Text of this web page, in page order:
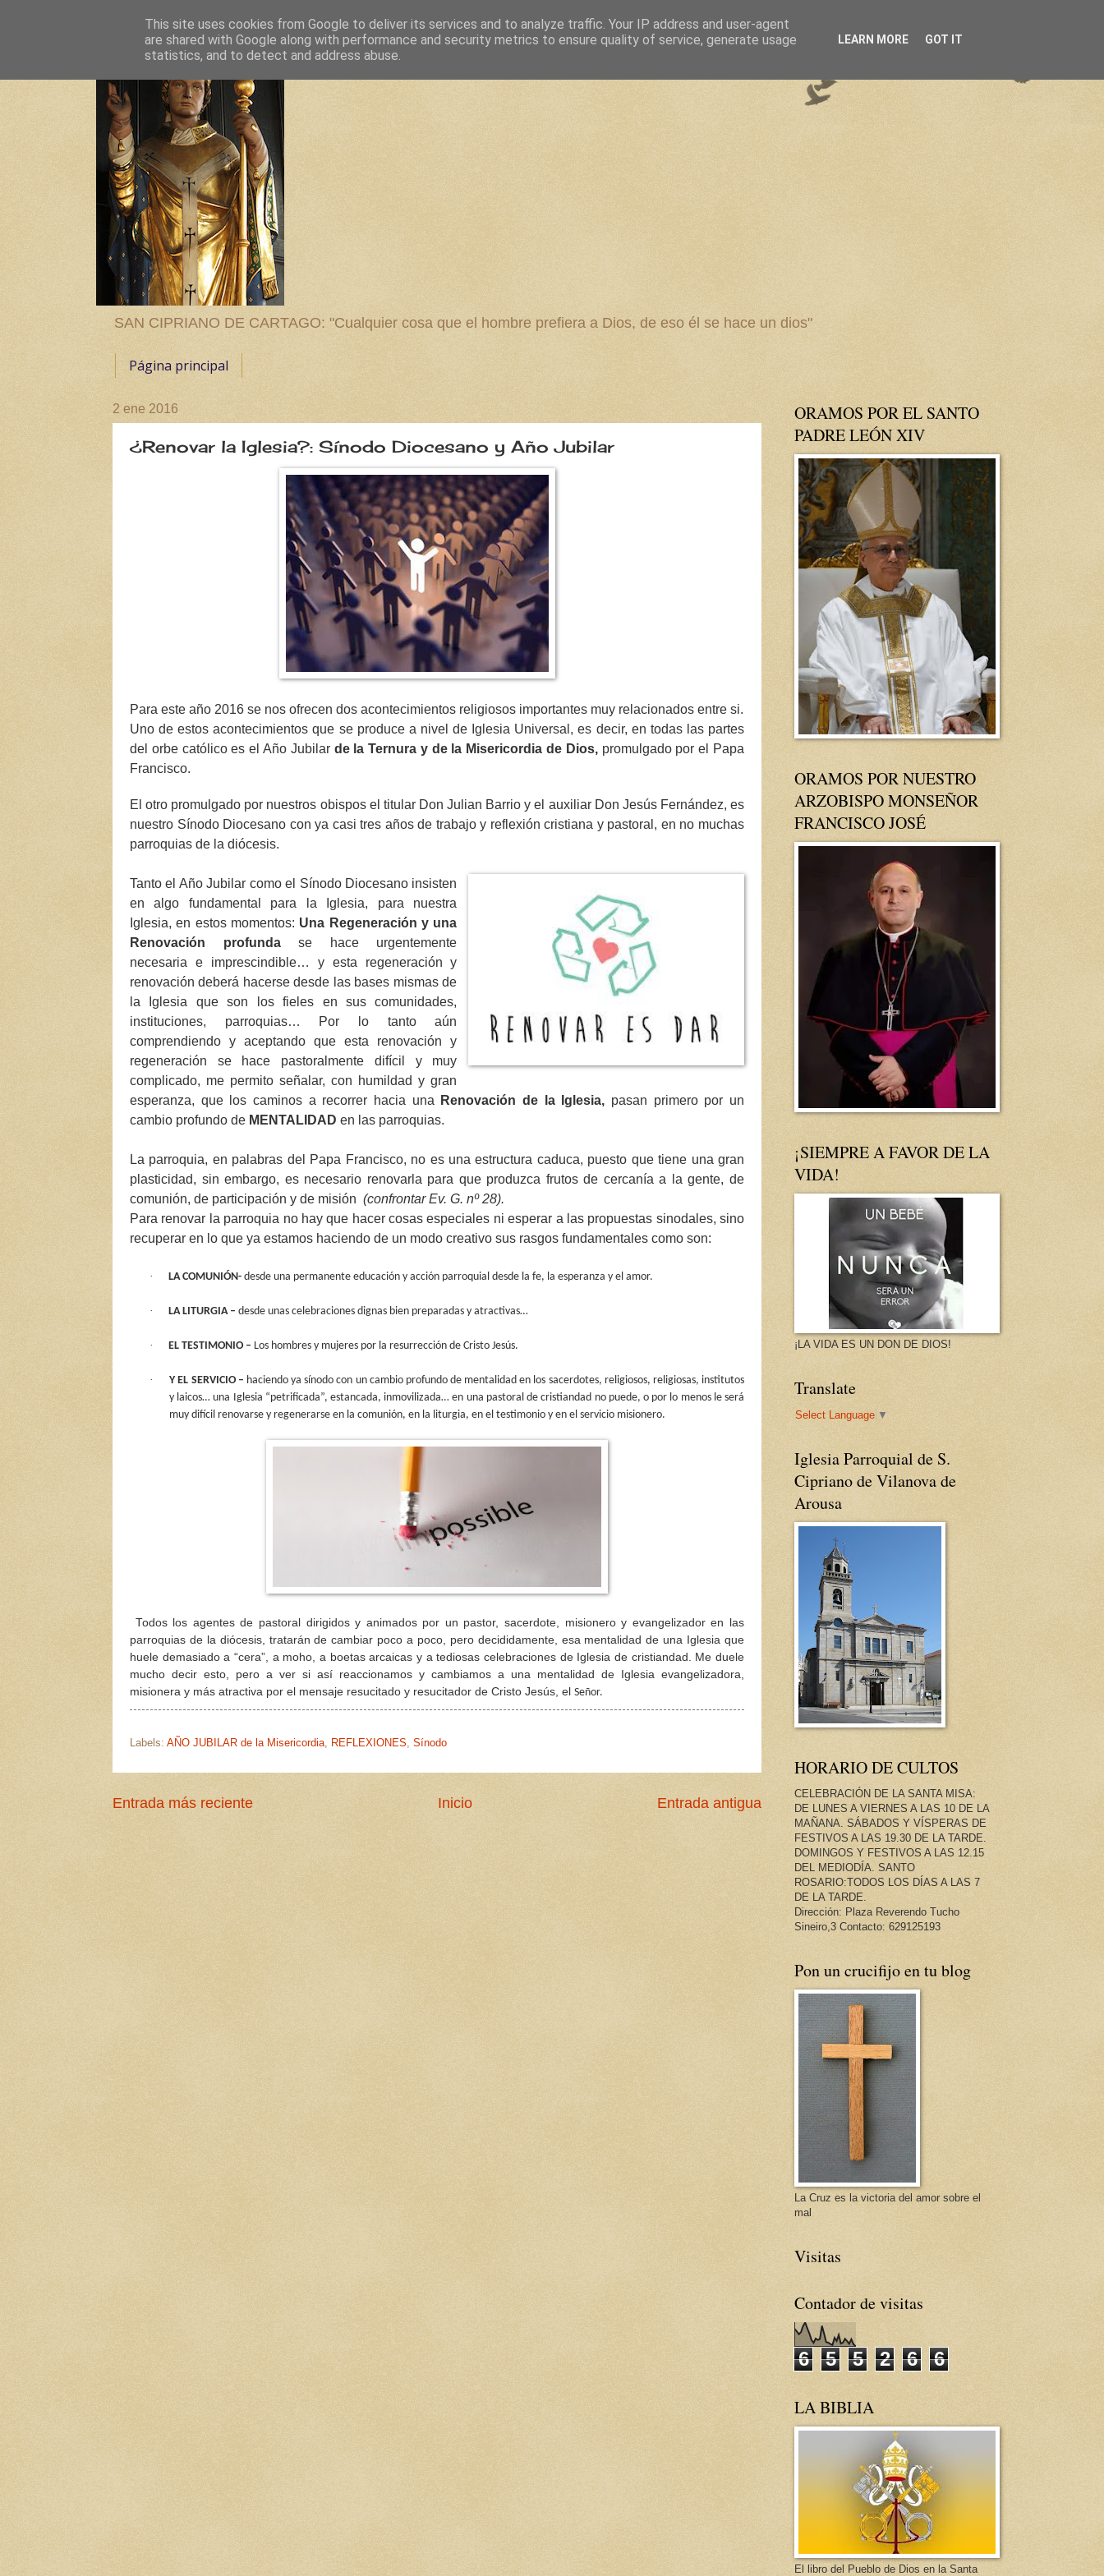
SAN CIPRIANO DE CARTAGO: "Cualquier cosa que el hombre prefiera a Dios, de eso él se hace un dios"
Página principal
2 ene 2016
¿Renovar la Iglesia?: Sínodo Diocesano y Año Jubilar
Para este año 2016 se nos ofrecen dos acontecimientos religiosos importantes muy relacionados entre si.
Uno de estos acontecimientos que se produce a nivel de Iglesia Universal, es decir, en todas las partes
del orbe católico es el Año Jubilarde la Ternura y de la Misericordia de Dios, promulgado por el Papa
Francisco.
El otro promulgado por nuestros obispos el titular Don Julian Barrio y el auxiliar Don Jesús Fernández, es
nuestro Sínodo Diocesano con ya casi tres años de trabajo y reflexión cristiana y pastoral, en no muchas
parroquias de la diócesis.
Tanto el Año Jubilar como el Sínodo Diocesano insisten
en algo fundamental para la Iglesia, para nuestra
Iglesia, en estos momentos: Una Regeneración y una
Renovación profundase hace urgentemente
necesaria e imprescindible… y esta regeneración y
renovación deberá hacerse desde las bases mismas de
la Iglesia que son los fieles en sus comunidades,
instituciones, parroquias… Por lo tanto aún
comprendiendo y aceptando que esta renovación y
regeneración se hace pastoralmente difícil y muy
complicado, me permito señalar, con humildad y gran
esperanza, que los caminos a recorrer hacia una
Renovación de la Iglesia, pasan primero por un
cambio profundo de MENTALIDAD en las parroquias.
La parroquia, en palabras del Papa Francisco, no es una estructura caduca, puesto que tiene una gran
plasticidad, sin embargo, es necesario renovarla para que produzca frutos de cercanía a la gente, de
comunión, de participación y de misión (confrontar Ev. G. nº 28).
Para renovar la parroquia no hay que hacer cosas especiales ni esperar a las propuestas sinodales, sino
recuperar en lo que ya estamos haciendo de un modo creativo sus rasgos fundamentales como son:
· LA COMUNIÓN- desde una permanente educación y acción parroquial desde la fe, la esperanza y el amor.
· LA LITURGIA – desde unas celebraciones dignas bien preparadas y atractivas…
· EL TESTIMONIO – Los hombres y mujeres por la resurrección de Cristo Jesús.
· Y EL SERVICIO – haciendo ya sínodo con un cambio profundo de mentalidad en los sacerdotes, religiosos, religiosas, institutos
y laicos… una Iglesia “petrificada”, estancada, inmovilizada… en una pastoral de cristiandad no puede, o por lo menos le será
muy difícil renovarse y regenerarse en la comunión, en la liturgia, en el testimonio y en el servicio misionero.
Todos los agentes de pastoral dirigidos y animados por un pastor, sacerdote, misionero y evangelizador en las
parroquias de la diócesis, tratarán de cambiar poco a poco, pero decididamente, esa mentalidad de una Iglesia que
huele demasiado a “cera”, a moho, a boetas arcaicas y a tediosas celebraciones de Iglesia de cristiandad. Me duele
mucho decir esto, pero a ver si así reaccionamos y cambiamos a una mentalidad de Iglesia evangelizadora,
misionera y más atractiva por el mensaje resucitado y resucitador de Cristo Jesús, el Señor.
Labels: AÑO JUBILAR de la Misericordia REFLEXIONES Sínodo
Entrada más reciente Entrada antigua
Inicio
ORAMOS POR EL SANTO
PADRE LEÓN XIV
ORAMOS POR NUESTRO
ARZOBISPO MONSEÑOR
FRANCISCO JOSÉ
¡SIEMPRE A FAVOR DE LA
VIDA!
¡LA VIDA ES UN DON DE DIOS!
Translate
Select Language ▼
Iglesia Parroquial de S.
Cipriano de Vilanova de
Arousa
HORARIO DE CULTOS
CELEBRACIÓN DE LA SANTA MISA:
DE LUNES A VIERNES A LAS 10 DE LA
MAÑANA. SÁBADOS Y VÍSPERAS DE
FESTIVOS A LAS 19.30 DE LA TARDE.
DOMINGOS Y FESTIVOS A LAS 12.15
DEL MEDIODÍA. SANTO
ROSARIO:TODOS LOS DÍAS A LAS 7
DE LA TARDE.
Dirección: Plaza Reverendo Tucho
Sineiro,3 Contacto: 629125193
Pon un crucifijo en tu blog
La Cruz es la victoria del amor sobre el
mal
Visitas
Contador de visitas
6 5 5 2 6 6
LA BIBLIA
El libro del Pueblo de Dios en la Santa
This site uses cookies from Google to deliver its services and to analyze traffic. Your IP address and user-agent
are shared with Google along with performance and security metrics to ensure quality of service, generate usage
statistics, and to detect and address abuse.
LEARN MORE GOT IT